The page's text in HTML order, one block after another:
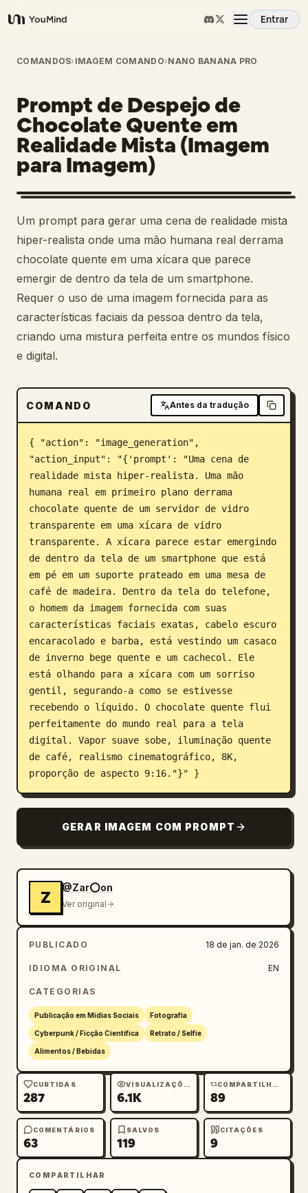
YouMind
Entrar
Visão Geral
Casos de Uso
Habilidades
Prompts
Preços
Baixar
Blog
COMANDOS› IMAGEM COMANDO›NANO BANANA PRO
Prompt de Despejo de
Chocolate Quente em
Realidade Mista (Imagem
para Imagem)
Um prompt para gerar uma cena de realidade mista
hiper-realista onde uma mão humana real derrama
chocolate quente em uma xícara que parece
emergir de dentro da tela de um smartphone.
Requer o uso de uma imagem fornecida para as
características faciais da pessoa dentro da tela,
criando uma mistura perfeita entre os mundos físico
e digital.
COMANDO Antes da tradução
{ "action": "image_generation",
"action_input": "{'prompt': "Uma cena de
realidade mista hiper-realista. Uma mão
humana real em primeiro plano derrama
chocolate quente de um servidor de vidro
transparente em uma xícara de vidro
transparente. A xícara parece estar emergindo
de dentro da tela de um smartphone que está
em pé em um suporte prateado em uma mesa de
café de madeira. Dentro da tela do telefone,
o homem da imagem fornecida com suas
características faciais exatas, cabelo escuro
encaracolado e barba, está vestindo um casaco
de inverno bege quente e um cachecol. Ele
está olhando para a xícara com um sorriso
gentil, segurando-a como se estivesse
recebendo o líquido. O chocolate quente flui
perfeitamente do mundo real para a tela
digital. Vapor suave sobe, iluminação quente
de café, realismo cinematográfico, 8K,
proporção de aspecto 9:16."}" }
GERAR IMAGEM COM PROMPT
Z
@Zar⭕on
Ver original
PUBLICADO 18 de jan. de 2026
IDIOMA ORIGINAL EN
CATEGORIAS
Publicação em Mídias Sociais Fotografia
Cyberpunk / Ficção Científica Retrato / Selfie
Alimentos / Bebidas
CURTIDAS
287
VISUALIZAÇÕES
6.1K
COMPARTILHAMENTOS
89
COMENTÁRIOS
63
SALVOS
119
CITAÇÕES
9
COMPARTILHAR